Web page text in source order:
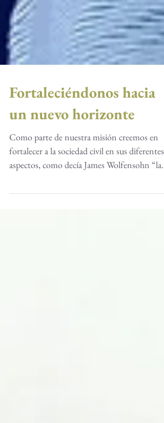
Fortaleciéndonos hacia
un nuevo horizonte
Como parte de nuestra misión creemos en
fortalecer a la sociedad civil en sus diferentes